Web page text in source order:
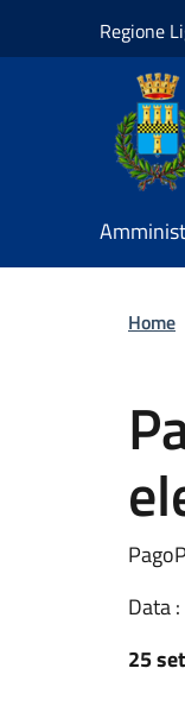
Regione
Home
Data :
25